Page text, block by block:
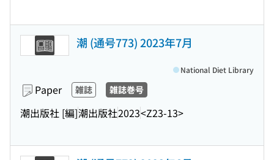
潮 (通号773) 2023年7月
Paper 雑誌 雑誌巻号
潮出版社 [編]潮出版社2023<Z23-13>
National Diet Library